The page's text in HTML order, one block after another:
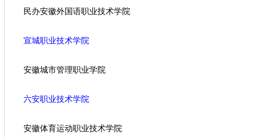
民办安徽外国语职业技术学院
宣城职业技术学院
安徽城市管理职业学院
六安职业技术学院
安徽体育运动职业技术学院